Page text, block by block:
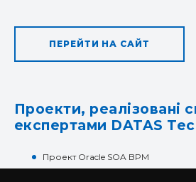
ПЕРЕЙТИ НА САЙТ
Проекти, реалізовані
експертами DATAS
Проект Oracle SOA BPM